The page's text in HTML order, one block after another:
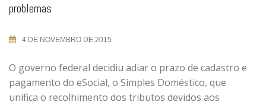
problemas
4 DE NOVEMBRO DE 2015
O governo federal decidiu adiar o prazo de cadastro e
pagamento do eSocial, o Simples Doméstico, que
unifica o recolhimento dos tributos devidos aos